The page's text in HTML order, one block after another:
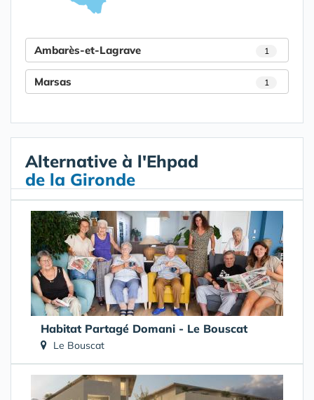
Ambarès-et-Lagrave 1
Marsas 1
Alternative à l'Ehpad
de la Gironde
Habitat Partagé Domani - Le Bouscat
Le Bouscat